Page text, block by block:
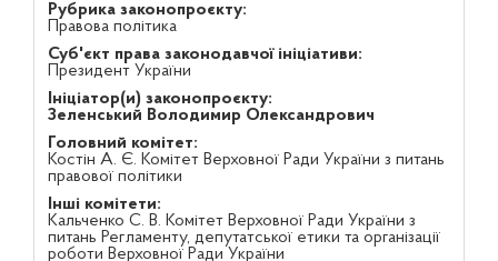
Рубрика законопроєкту:
Правова політика
Суб'єкт права законодавчої ініціативи:
Президент України
Ініціатор(и) законопроєкту:
Зеленський Володимир Олександрович
Головний комітет:
Костін А. Є. Комітет Верховної Ради України з питань
правової політики
Інші комітети:
Кальченко С. В. Комітет Верховної Ради України з
питань Регламенту, депутатської етики та організації
роботи Верховної Ради України